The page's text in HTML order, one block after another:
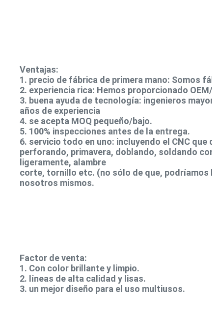
Ventajas:
1. precio de fábrica de primera mano: Somos
2. experiencia rica: Hemos proporcionado OEM/
3. buena ayuda de tecnología: ingenieros
años de experiencia
4. se acepta MOQ pequeño/bajo.
5. 100% inspecciones antes de la entrega.
6. servicio todo en uno: incluyendo el CNC que
perforando, primavera, doblando, soldando
ligeramente, alambre
corte, tornillo etc. (no sólo de que, podríamos
nosotros mismos.
Factor de venta:
1. Con color brillante y limpio.
2. líneas de alta calidad y lisas.
3. un mejor diseño para el uso multiusos.